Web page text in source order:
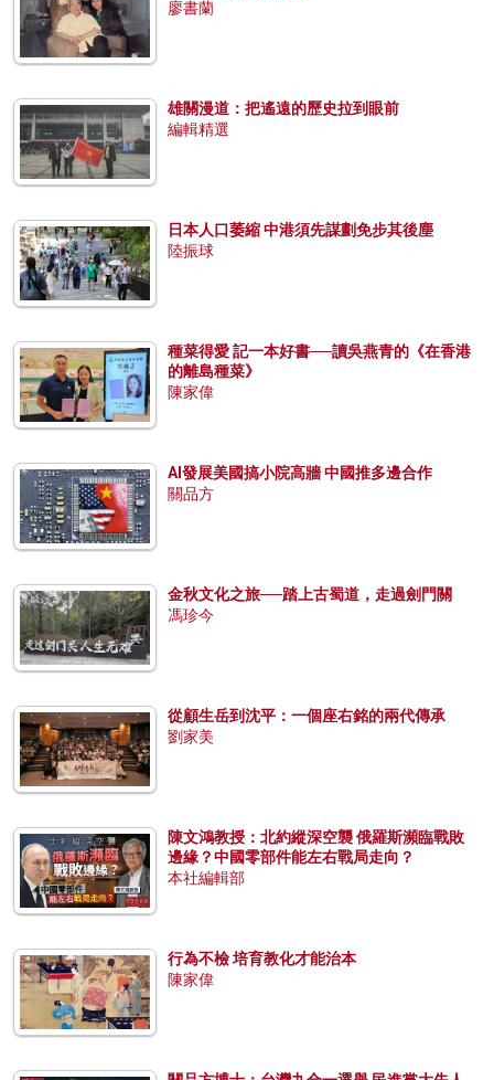
廖書蘭
雄關漫道：把遙遠的歷史拉到眼前
編輯精選
日本人口萎縮 中港須先謀劃免步其後塵
陸振球
種菜得愛 記一本好書──讀吳燕青的《在香港
的離島種菜》
陳家偉
AI發展美國搞小院高牆 中國推多邊合作
關品方
金秋文化之旅──踏上古蜀道，走過劍門關
馮珍今
從顧生岳到沈平：一個座右銘的兩代傳承
劉家美
陳文鴻教授：北約縱深空襲 俄羅斯瀕臨戰敗
邊緣？中國零部件能左右戰局走向？
本社編輯部
行為不檢 培育教化才能治本
陳家偉